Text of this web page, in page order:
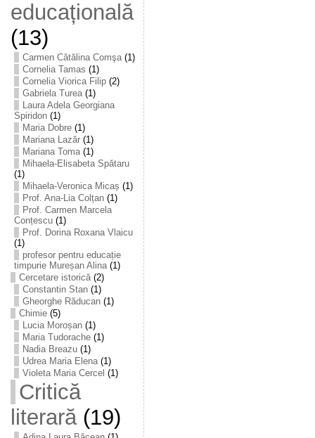
educațională
(13)
Carmen Cătălina Comşa(1)
Cornelia Tamas (1)
Cornelia Viorica Filip(2)
Gabriela Turea(1)
Laura Adela Georgiana
Spiridon(1)
Maria Dobre(1)
Mariana Lazăr(1)
Mariana Toma(1)
Mihaela-Elisabeta Spătaru
(1)
Mihaela-Veronica Micaș (1)
Prof. Ana-Lia Colțan(1)
Prof. Carmen Marcela
Conțescu(1)
Prof. Dorina Roxana Vlaicu
(1)
profesor pentru educație
timpurie Mureșan Alina(1)
Cercetare istorică(2)
Constantin Stan(1)
Gheorghe Răducan(1)
Chimie(5)
Lucia Moroșan(1)
Maria Tudorache(1)
Nadia Breazu(1)
Udrea Maria Elena(1)
Violeta Maria Cercel (1)
Critică
literară(19)